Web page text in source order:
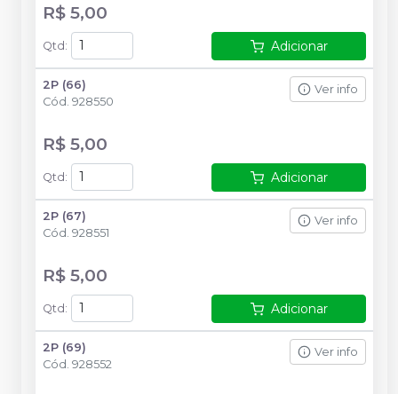
R$ 5,00
Qtd : Adicionar
2P (66)
Cód. 928550
Ver info
R$ 5,00
Qtd : Adicionar
2P (67)
Cód. 928551
Ver info
R$ 5,00
Qtd : Adicionar
2P (69)
Cód. 928552
Ver info